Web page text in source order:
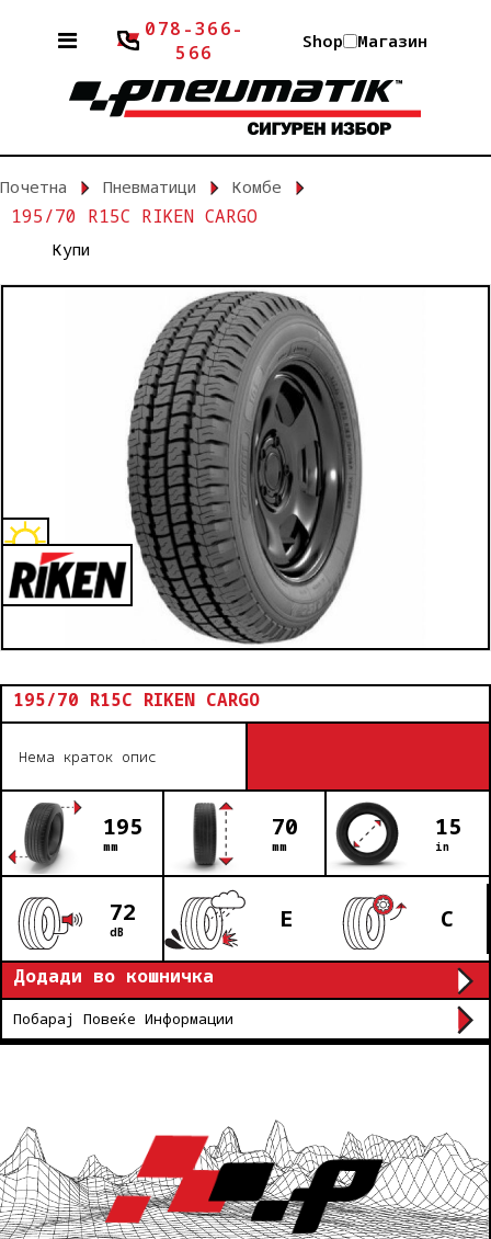
078-366-
566
Shop Магазин
Почетна Пневматици Комбе
195/70 R15C RIKEN CARGO
Купи
195/70 R15C RIKEN CARGO
Нема краток опис
195
mm
70
mm
15
in
72
dB E C
Додади во кошничка
Побарај Повеќе Информации